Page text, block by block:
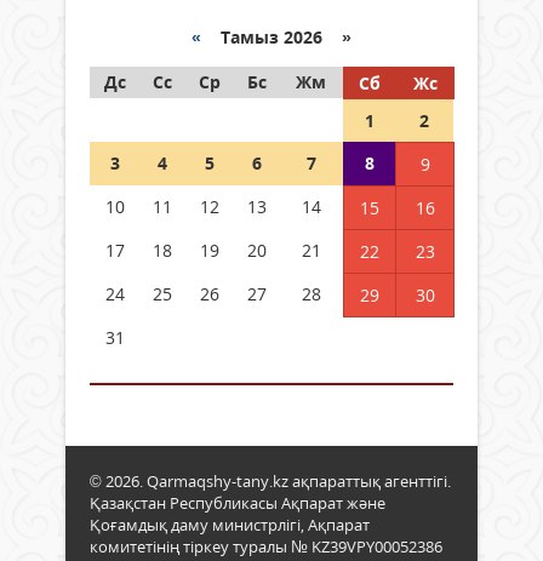
« Тамыз 2026 »
Дс
Сс Ср Бс Жм Сб
Жс
1
2
3
4 5 6 7 8
9
10
11 12 13 14 15
16
17
18 19 20 21 22
23
24
25 26 27 28 29
30
31
© 2026. Qarmaqshy-tany.kz ақпараттық агенттігі.
Қазақстан Республикасы Ақпарат және
Қоғамдық даму министрлігі, Ақпарат
комитетінің тіркеу туралы № KZ39VPY00052386